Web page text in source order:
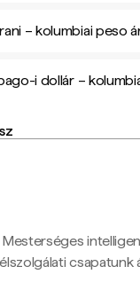
– kolumbiai peso
i dollár –
csapatunk